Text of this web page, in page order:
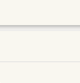
0,10